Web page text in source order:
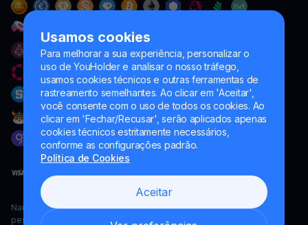
Usamos cookies
Para melhorar a sua experiência, personalizar o
uso de YouHolder e analisar o nosso tráfego,
usamos cookies técnicos e outras ferramentas de
rastreamento semelhantes. Ao clicar em 'Aceitar',
você consente com o uso de todos os cookies. Ao
clicar em 'Fechar/Recusar', serão aplicados apenas
cookies técnicos estritamente necessários,
conforme as configurações padrão.
Política de Cookies
Aceitar
Naumard LTD. – apenas para fins de desenvolvimento de TI,
pesquisa e marketing